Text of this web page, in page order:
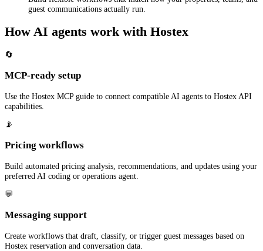
guest communications actually run.
How AI agents work with Hostex
🔄
MCP-ready setup
Use the Hostex MCP guide to connect compatible AI agents to Hostex API
capabilities.
📡
Pricing workflows
Build automated pricing analysis, recommendations, and updates using your
preferred AI coding or operations agent.
💬
Messaging support
Create workflows that draft, classify, or trigger guest messages based on
Hostex reservation and conversation data.